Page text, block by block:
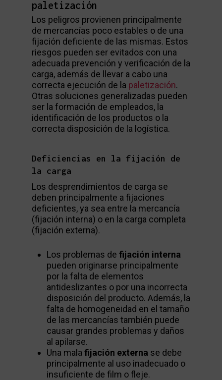
paletización
Los peligros provienen principalmente
de mercancías poco estables o de una
fijación deficiente de las mismas. Estos
riesgos pueden ser evitados con una
adecuada prevención y verificación de la
carga, además de llevar a cabo una
correcta ejecución de la paletización.
Otras soluciones generalizadas pueden
ser la formación de empleados, la
identificación de los productos o la
correcta disposición de la logística.
Deficiencias en la fijación de
la carga
Los desprendimientos de carga se
deben principalmente a fijaciones
deficientes, ya sea entre la mercancía
(fijación interna) o en la carga completa
(fijación externa).
Los problemas de fijación interna
pueden originarse principalmente
por la falta de elementos
antideslizantes o por una incorrecta
disposición del producto. Además, la
falta de homogeneidad en el tamaño
de las mercancías también puede
causar grandes problemas y daños
al apilarse.
Una mala fijación externa se debe
principalmente al uso inadecuado o
insuficiente de film o fleje.